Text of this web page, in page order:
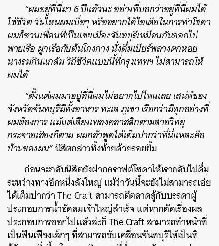
“ผมอยู่ที่นี่มา 6 ปีแล้วนะ อย่างที่บอกว่าอยู่ที่นี่ผมได้
ใช้ชีวิต วันไหนผมเบื่อๆ หรืออยากได้ไอเดียในการทำโซดา
ผมก็ชวนเพื่อนที่เป็นเขยเมืองจันทบุรีเหมือนกันออกไป
พายเรือ ผูกเรือกับต้นโกงกาง นั่งดื่มเบียร์พลางตกหอย
นางรมกินแกล้ม วิถีชีวิตแบบนี้ที่กรุงเทพฯ ไม่สามารถให้
ผมได้
“ตั้งแต่ผมมาอยู่ที่นี่ผมไม่อยากไปไหนเลย เสน่ห์ของ
จังหวัดจันทบุรีมีทั้งอาหาร ทะเล ภูเขา เรียกว่ามีทุกอย่างที่
ผมต้องการ แม้แต่เสียงเพลงคลาสสิกตามสายวิทยุ
กระจายเสียงก็ตาม ผมกล้าพูดได้เต็มปากว่าที่นี่แหละคือ
บ้านของผม”นิสิตกล่าวทิ้งท้ายด้วยรอยยิ้ม
ก่อนจะกลับนิสิตยังฝากคราฟต์โซดาให้เรากลับไปดื่ม
ระหว่างทางอีกหนึ่งลังใหญ่ แม้ว่าวันนี้จะยังไม่สามารถเอ่ย
ได้เต็มปากว่า The Craft สามารถตีตลาดสู้กับบรรดาผู้
ประกอบการน้ำอัดลมเจ้าใหญ่สำเร็จ แต่หากตัดเรื่องผล
ประกอบการออกไปแล้วล่ะก็ The Craft สามารถทำหน้าที่
เป็นฟันเฟืองเล็กๆ ที่สามารถขับเคลื่อนจันทบุรีให้เป็นที่